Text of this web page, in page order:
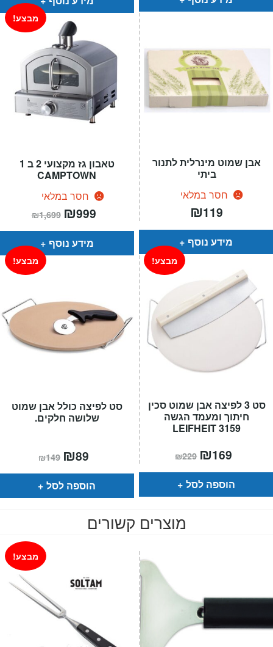
טאבון גז מקצועי 2 ב 1
CAMPTOWN
חסר במלאי
מבצע!
₪1,699 המחיר
המקורי
היה:
₪999
הוא:
מידע נוסף
אבן שמוט מינרלית לתנור
ביתי
חסר במלאי
₪119
מידע נוסף
סט לפיצה כולל אבן שמוט
שלושה חלקים.
מבצע!
₪149 המחיר
המקורי
היה:
₪149.
₪89
הוא:
הוספה לסל
סט 3 לפיצה אבן שמוט סכין
חיתוך ומעמד הגשה
LEIFHEIT 3159
מבצע!
₪229 המחיר
המקורי
היה:
₪229.
₪169
הוא:
הוספה לסל
מוצרים קשורים
מבצע!